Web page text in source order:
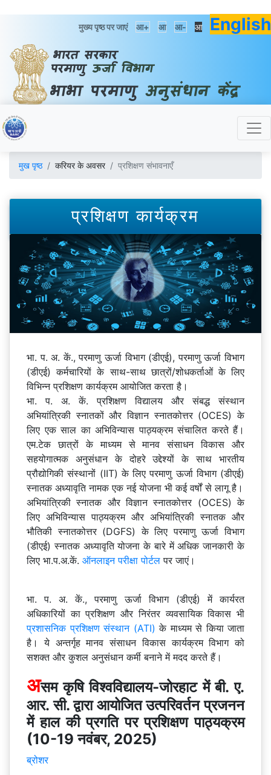
मुख्य पृष्ठ पर जाएं आ+ आ आ- आ English
मुख पृष्ठ करियर के अवसर प्रशिक्षण संभावनाएँ
प्रशिक्षण कार्यक्रम
भा. प. अ. कें., परमाणु ऊर्जा विभाग (डीएई), परमाणु ऊर्जा विभाग
(डीएई) कर्मचारियों के साथ-साथ छात्रों/शोधकर्ताओं के लिए
विभिन्न प्रशिक्षण कार्यक्रम आयोजित करता है।
भा. प. अ. कें. प्रशिक्षण विद्यालय और संबद्ध संस्थान
अभियांत्रिकी स्नातकों और विज्ञान स्नातकोत्तर (OCES) के
लिए एक साल का अभिविन्यास पाठ्यक्रम संचालित करते हैं।
एम.टेक छात्रों के माध्यम से मानव संसाधन विकास और
सहयोगात्मक अनुसंधान के दोहरे उद्देश्यों के साथ भारतीय
प्रौद्योगिकी संस्थानों (IIT) के लिए परमाणु ऊर्जा विभाग (डीएई)
स्नातक अध्यावृति नामक एक नई योजना भी कई वर्षों से लागू है।
अभियांत्रिकी स्नातक और विज्ञान स्नातकोत्तर (OCES) के
लिए अभिविन्यास पाठ्यक्रम और अभियांत्रिकी स्नातक और
भौतिकी स्नातकोत्तर (DGFS) के लिए परमाणु ऊर्जा विभाग
(डीएई) स्नातक अध्यावृति योजना के बारे में अधिक जानकारी के
लिए भा.प.अ.कें. ऑनलाइन परीक्षा पोर्टलपर जाएं।
भा. प. अ. कें., परमाणु ऊर्जा विभाग (डीएई) में कार्यरत
अधिकारियों का प्रशिक्षण और निरंतर व्यवसायिक विकास भी
प्रशासनिक प्रशिक्षण संस्थान (ATI)के माध्यम से किया जाता
है। ये अन्तर्गृह मानव संसाधन विकास कार्यक्रम विभाग को
सशक्त और कुशल अनुसंधान कर्मी बनाने में मदद करते हैं।
असम कृषि विश्वविद्यालय-जोरहाट में बी. ए.
आर. सी. द्वारा आयोजित उत्परिवर्तन प्रजनन
में हाल की प्रगति पर प्रशिक्षण पाठ्यक्रम
(10-19 नवंबर, 2025)
ब्रोशर